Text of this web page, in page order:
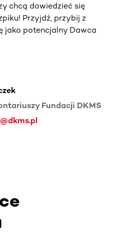
chcą dowiedzieć się
Przyjdź, przybij z
jako potencjalny Dawca
Fundacji DKMS